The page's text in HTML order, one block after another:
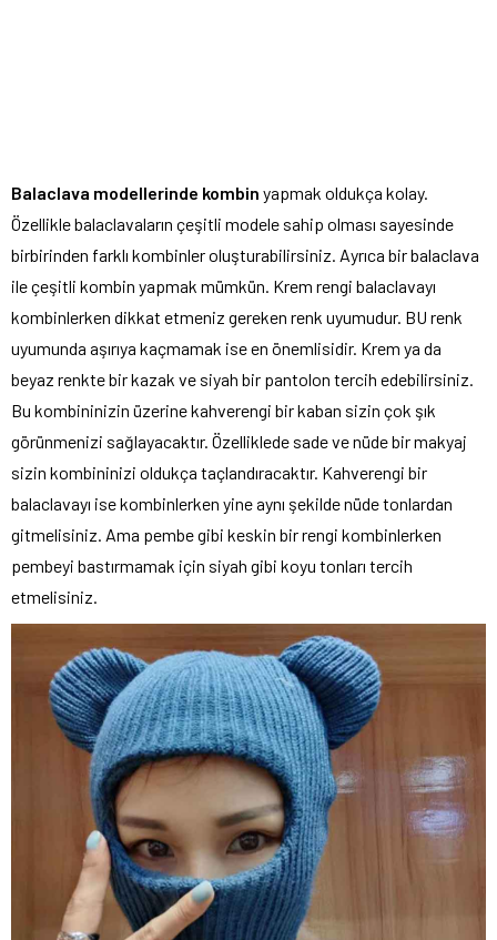
Balaclava modellerinde kombin yapmak oldukça kolay.
Özellikle balaclavaların çeşitli modele sahip olması sayesinde
birbirinden farklı kombinler oluşturabilirsiniz. Ayrıca bir balaclava
ile çeşitli kombin yapmak mümkün. Krem rengi balaclavayı
kombinlerken dikkat etmeniz gereken renk uyumudur. BU renk
uyumunda aşırıya kaçmamak ise en önemlisidir. Krem ya da
beyaz renkte bir kazak ve siyah bir pantolon tercih edebilirsiniz.
Bu kombininizin üzerine kahverengi bir kaban sizin çok şık
görünmenizi sağlayacaktır. Özelliklede sade ve nüde bir makyaj
sizin kombininizi oldukça taçlandıracaktır. Kahverengi bir
balaclavayı ise kombinlerken yine aynı şekilde nüde tonlardan
gitmelisiniz. Ama pembe gibi keskin bir rengi kombinlerken
pembeyi bastırmamak için siyah gibi koyu tonları tercih
etmelisiniz.